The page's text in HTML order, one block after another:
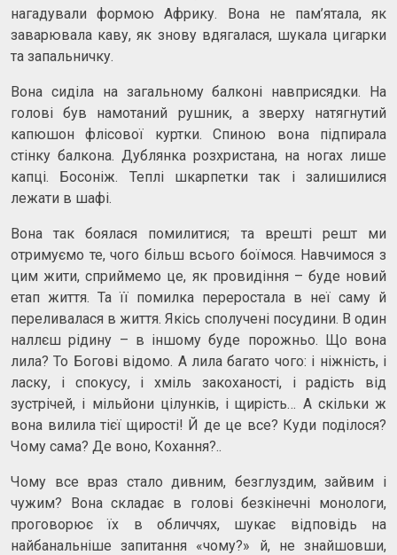
нагадували формою Африку. Вона не пам’ятала, як
заварювала каву, як знову вдягалася, шукала цигарки
та запальничку.
Вона сиділа на загальному балконі навприсядки. На
голові був намотаний рушник, а зверху натягнутий
капюшон флісової куртки. Спиною вона підпирала
стінку балкона. Дублянка розхристана, на ногах лише
капці. Босоніж. Теплі шкарпетки так і залишилися
лежати в шафі.
Вона так боялася помилитися; та врешті решт ми
отримуємо те, чого більш всього боїмося. Навчимося з
цим жити, сприймемо це, як провидіння – буде новий
етап життя. Та її помилка переростала в неї саму й
переливалася в життя. Якісь сполучені посудини. В один
наллєш рідину – в іншому буде порожньо. Що вона
лила? То Богові відомо. А лила багато чого: і ніжність, і
ласку, і спокусу, і хміль закоханості, і радість від
зустрічей, і мільйони цілунків, і щирість… А скільки ж
вона вилила тієї щирості! Й де це все? Куди поділося?
Чому сама? Де воно, Кохання?..
Чому все враз стало дивним, безглуздим, зайвим і
чужим? Вона складає в голові безкінечні монологи,
проговорює їх в обличчях, шукає відповідь на
найбанальніше запитання «чому?» й, не знайшовши,